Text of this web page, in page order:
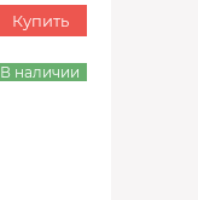
Купить
В наличии